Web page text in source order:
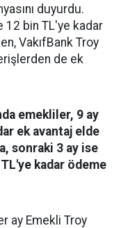
duyurdu.
12 bin TL'ye kadar
VakıfBank Troy
de ek
emekliler, 9 ay
ek avantaj elde
sonraki 3 ay ise
kadar ödeme
ay Emekli Troy